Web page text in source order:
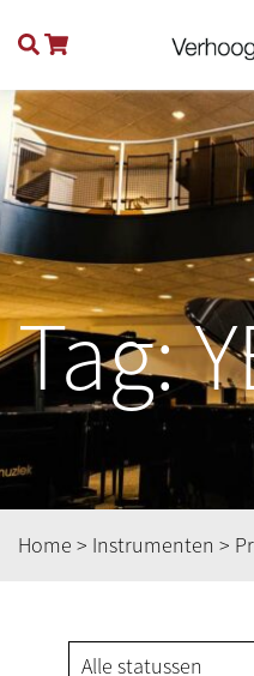
Tag:
Home > Instrumenten >